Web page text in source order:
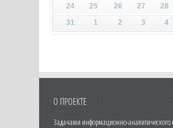
24
25 26 27 28
31
1 2 3 4
О ПРОЕКТЕ
Задачами информационно-аналитического